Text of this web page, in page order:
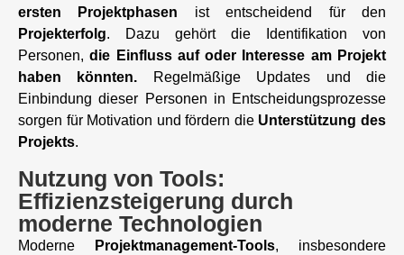
ersten Projektphasen ist entscheidend für den
Projekterfolg. Dazu gehört die Identifikation von
Personen,die Einfluss auf oder Interesse am Projekt
haben könnten. Regelmäßige Updates und die
Einbindung dieser Personen in Entscheidungsprozesse
sorgen für Motivation und fördern die Unterstützung des
Projekts.
Nutzung von Tools:
Effizienzsteigerung durch
moderne Technologien
Moderne Projektmanagement-Tools, insbesondere